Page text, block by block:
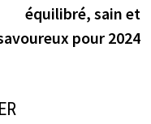
équilibré, sain et
pour 2024